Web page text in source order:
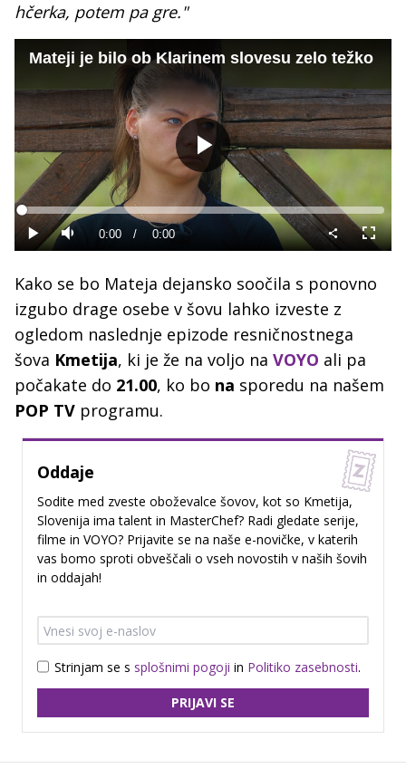
hčerka, potem pa gre."
Mateji je bilo ob Klarinem slovesu zelo težko
Predvajaj
PredvajajTiho Current
0:00 / Duration
0:00
Loaded:
0%
način
Kako se bo Mateja dejansko soočila s ponovno
izgubo drage osebe v šovu lahko izveste z
ogledom naslednje epizode resničnostnega
šova Kmetija, ki je že na voljo na VOYO ali pa
počakate do 21.00, ko bo na sporedu na našem
POP TV programu.
Oddaje
Sodite med zveste oboževalce šovov, kot so Kmetija,
Slovenija ima talent in MasterChef? Radi gledate serije,
filme in VOYO? Prijavite se na naše e-novičke, v katerih
vas bomo sproti obveščali o vseh novostih v naših šovih
in oddajah!
Strinjam se s splošnimi pogoji in Politiko zasebnosti.
PRIJAVI SE